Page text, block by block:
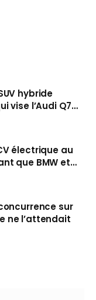
hybride
vise l’Audi Q7
électrique au
que BMW et
sur
ne l’attendait